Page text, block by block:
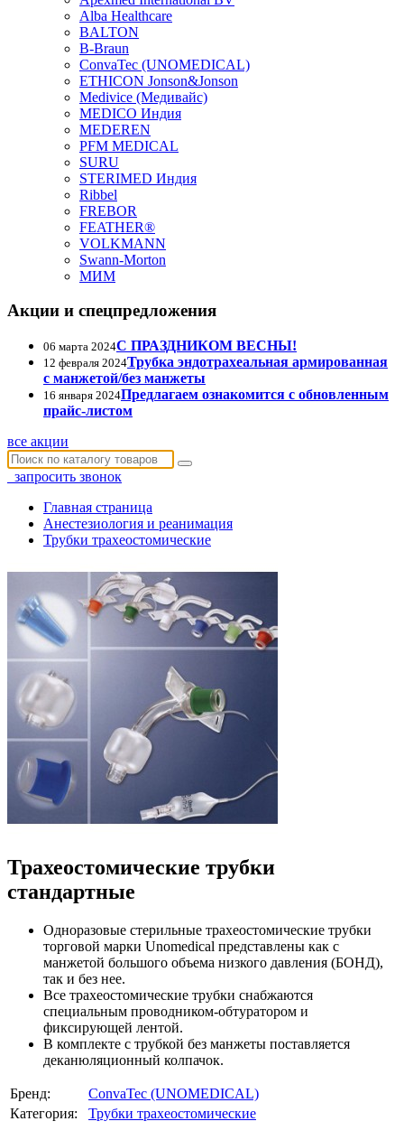
Alba Healthcare
BALTON
B-Braun
ConvaTec (UNOMEDICAL)
ETHICON Jonson&Jonson
Medivice (Медивайс)
MEDICO Индия
MEDEREN
PFM MEDICAL
SURU
STERIMED Индия
Ribbel
FREBOR
FEATHER®
VOLKMANN
Swann-Morton
МИМ
Акции и спецпредложения
06 марта 2024С ПРАЗДНИКОМ ВЕСНЫ!
12 февраля 2024Трубка эндотрахеальная армированная
с манжетой/без манжеты
16 января 2024Предлагаем ознакомится с обновленным
прайс-листом
все акции
запросить звонок
Главная страница
Анестезиология и реанимация
Трубки трахеостомические
Трахеостомические трубки
стандартные
Одноразовые стерильные трахеостомические трубки
торговой марки Unomedical представлены как с
манжетой большого объема низкого давления (БОНД),
так и без нее.
Все трахеостомические трубки снабжаются
специальным проводником-обтуратором и
фиксирующей лентой.
В комплекте с трубкой без манжеты поставляется
деканюляционный колпачок.
Бренд:
ConvaTec (UNOMEDICAL)
Категория:
Трубки трахеостомические